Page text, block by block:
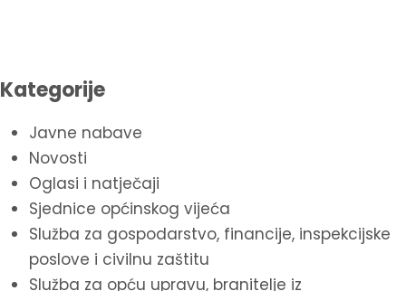
Kategorije
Javne nabave
Novosti
Oglasi i natječaji
Sjednice općinskog vijeća
Služba za gospodarstvo, financije, inspekcijske
poslove i civilnu zaštitu
Služba za opću upravu, branitelje iz